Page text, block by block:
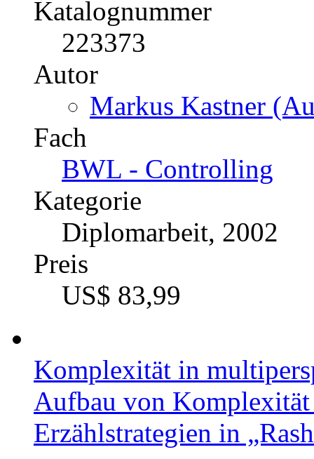
Katalognummer
223373
Autor
Markus Kastner
Fach
BWL - Controlling
Kategorie
Diplomarbeit, 2002
Preis
US$ 83,99
Komplexität in
Aufbau von
Erzählstrategien in